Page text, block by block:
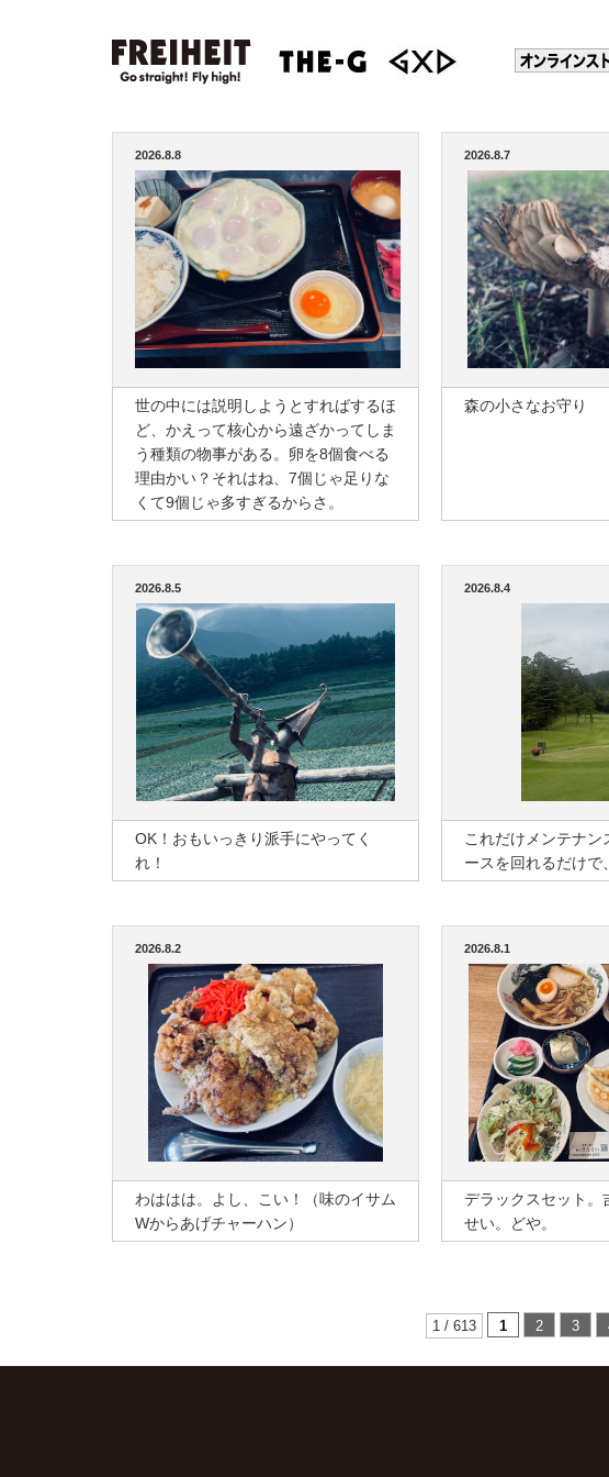
2026.8.8
世の中には説明しようとすればするほ
ど、かえって核心から遠ざかってしま
う種類の物事がある。卵を8個食べる
理由かい？それはね、7個じゃ足りな
くて9個じゃ多すぎるからさ。
2026.8.7
森の小さなお守り
2026.8.5
OK！おもいっきり派手にやってく
れ！
2026.8.4
これだけメンテナン
ースを回れるだけで
2026.8.2
わははは。よし、こい！（味のイサム
Wからあげチャーハン）
2026.8.1
デラックスセット。
せい。どや。
1 / 613 1 2 3